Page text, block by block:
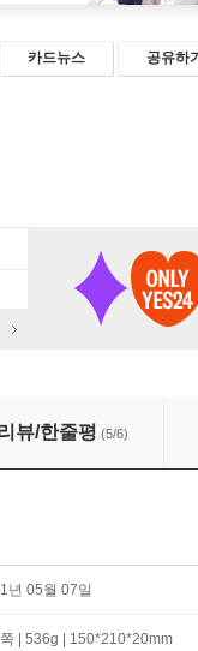
카드뉴스 공유하기
아법
뷰/한줄평 (5/6)
년 05월 07일
| 536g | 150*210*20mm